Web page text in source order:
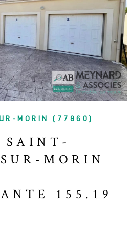
MORIN (77860)
SAINT-
MORIN
155.19
LE BIEN